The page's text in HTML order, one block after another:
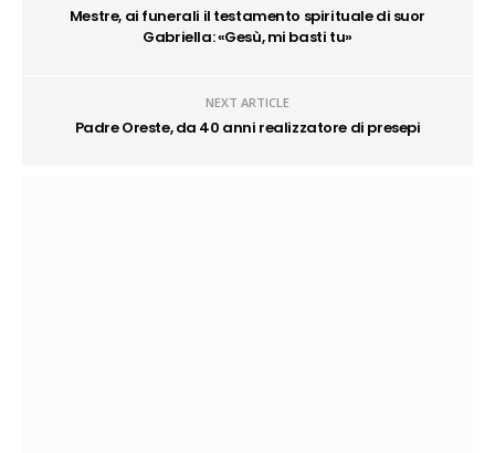
Mestre, ai funerali il testamento spirituale di suor
Gabriella: «Gesù, mi basti tu»
NEXT ARTICLE
Padre Oreste, da 40 anni realizzatore di presepi